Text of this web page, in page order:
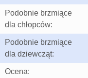
Podobnie brzmiące
dla chłopców:
Podobnie brzmiące
dla dziewcząt:
Ocena: